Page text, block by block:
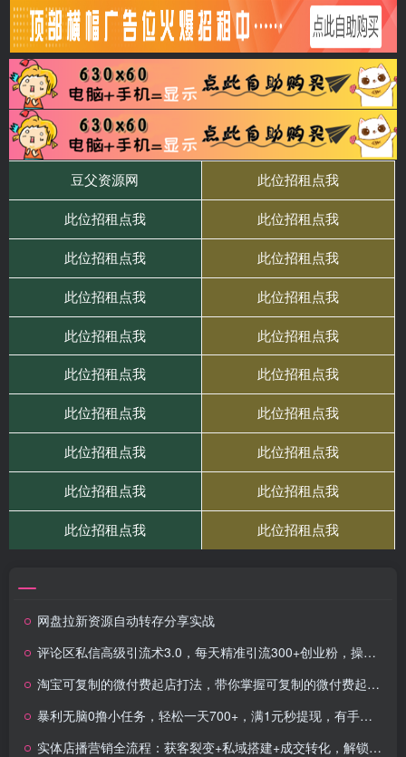
网盘拉新资源自动转存分享实战
评论区私信高级引流术3.0，每天精准引流300+创业粉，操作简单，流量稳定
淘宝可复制的微付费起店打法，带你掌握可复制的微付费起店打法
暴利无脑0撸小任务，轻松一天700+，满1元秒提现，有手就能做
实体店播营销全流程：获客裂变+私域搭建+成交转化，解锁微信生态盈利密码